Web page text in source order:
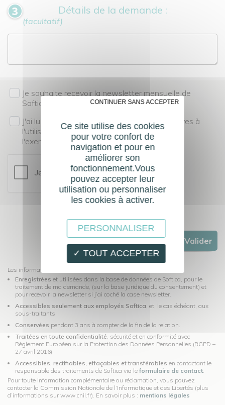
Détails de la demande :
(facultatif)
Je souhaite recevoir la newsletter mensuelle de
Softica
J'ai lu et compris les
mentions légales
relatives à
l'utilisation de mes données personnelles et à
l'exercice de mes droits à la confidentialité.
Valider
Les informations recueillies dans ce formulaire seront:
Enregistrées et utilisées dans la base de données de Softica, pour le
traitement de ma demande, (sur la base juridique du consentement) et
pour recevoir la newsletter si j’ai coché la case newsletter.
Accessibles seulement aux employés Softica, et, le cas échéant, aux
sous-traitants.
Conservées pendant 3 ans à compter de la fin de la relation.
Traitées en toute confidentialité, sécurité et en conformité avec
Règlement Européen sur la Protection des Données Personnelles (RGPD –
27 avril 2016).
Accessibles, rectifiables, effaçables et transférables en contactant le
responsable des traitements de Softica via le formulaire de contact.
Pour toute information complémentaire ou réclamation, vous pouvez
contacter la Commission Nationale de l’Informatique et des Libertés (plus
d’informations sur www.cnil.fr). En savoir plus : mentions légales
Ce site utilise des cookies
pour votre confort de
navigation et pour en
améliorer son
fonctionnement.Vous
pouvez accepter leur
utilisation ou personnaliser
les cookies à activer.
✓ TOUT ACCEPTER
✗ CONTINUER SANS ACCEPTER
PERSONNALISER